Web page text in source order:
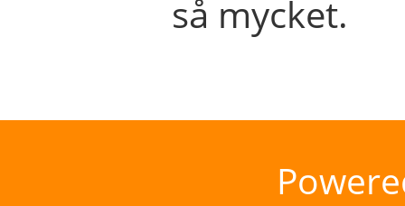
så mycket.